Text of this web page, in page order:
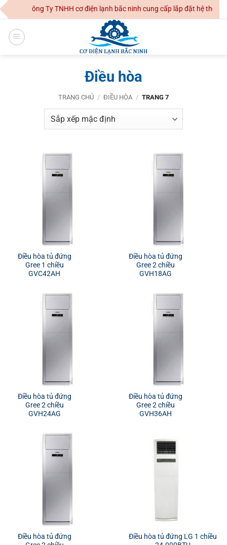
Skip
to
content
Công Ty TNHH cơ điện lạnh bắc ninh cung cấp lắp đặt hệ thống
Điều hòa
TRANG CHỦ / ĐIỀU HÒA / TRANG 7
Điều hòa tủ đứng
Gree 1 chiều
GVC42AH
Điều hòa tủ đứng
Gree 2 chiều
GVH18AG
Điều hòa tủ đứng
Gree 2 chiều
GVH24AG
Điều hòa tủ đứng
Gree 2 chiều
GVH36AH
Điều hòa tủ đứng
Điều hòa tủ đứng LG 1 chiều